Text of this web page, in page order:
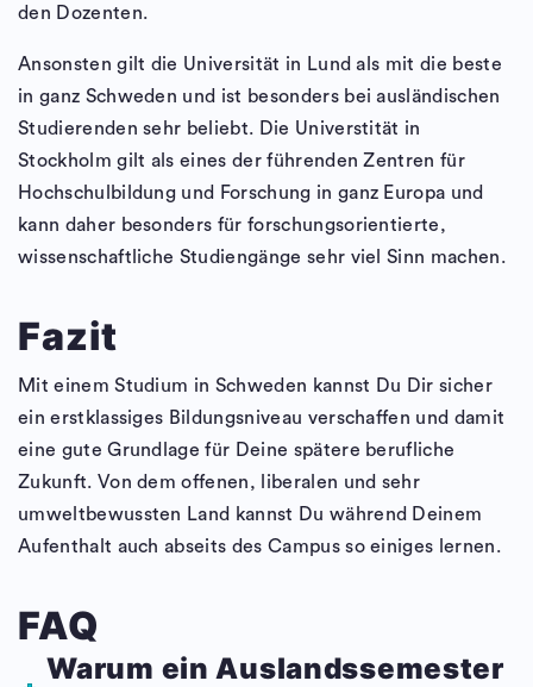
den Dozenten.
Ansonsten gilt die Universität in Lund als mit die beste
in ganz Schweden und ist besonders bei ausländischen
Studierenden sehr beliebt. Die Universtität in
Stockholm gilt als eines der führenden Zentren für
Hochschulbildung und Forschung in ganz Europa und
kann daher besonders für forschungsorientierte,
wissenschaftliche Studiengänge sehr viel Sinn machen.
Fazit
Mit einem Studium in Schweden kannst Du Dir sicher
ein erstklassiges Bildungsniveau verschaffen und damit
eine gute Grundlage für Deine spätere berufliche
Zukunft. Von dem offenen, liberalen und sehr
umweltbewussten Land kannst Du während Deinem
Aufenthalt auch abseits des Campus so einiges lernen.
FAQ
Warum ein Auslandssemester